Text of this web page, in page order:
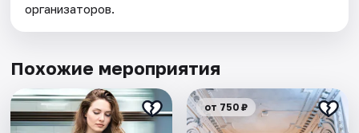
организаторов.
Похожие мероприятия
от 750 ₽